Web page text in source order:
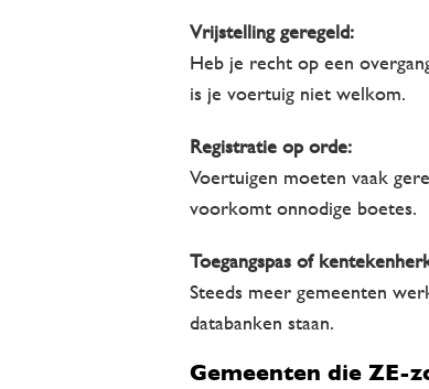
Vrijstelling geregeld:
Heb je recht op een
is je voertuig niet welkom.
Registratie op orde:
Voertuigen moeten vaak
voorkomt onnodige boetes.
Toegangspas of
Steeds meer gemeenten
databanken staan.
Gemeenten die ZE-